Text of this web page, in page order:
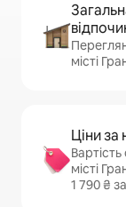
місті
Ціни за
місті
1 790 ₴